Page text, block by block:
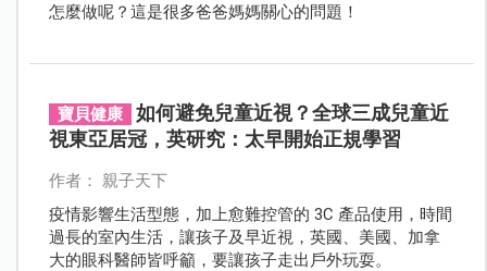
怎麼做呢？這是很多爸爸媽媽關心的問題！
寶貝健康
如何避免兒童近視？全球三成兒童近
視東亞居冠，英研究：太早開始正規學習
作者： 親子天下
疫情影響生活型態，加上愈難控管的 3C 產品使用，時間
過長的室內生活，讓孩子及早近視，英國、美國、加拿
大的眼科醫師皆呼籲，要讓孩子走出戶外玩耍。